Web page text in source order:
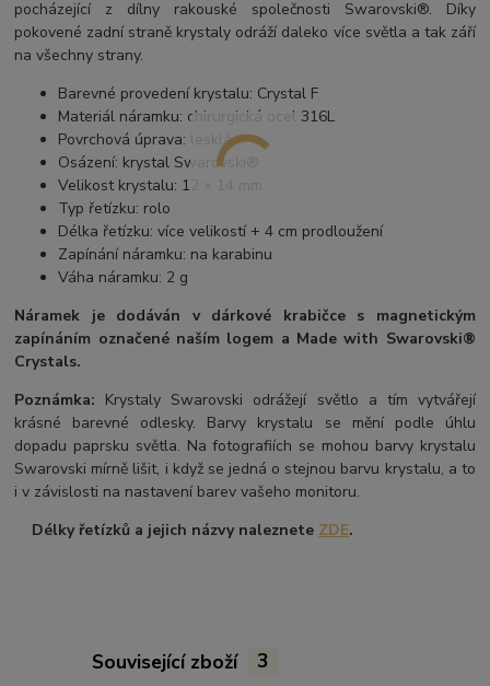
pocházející z dílny rakouské společnosti Swarovski®. Díky
pokovené zadní straně krystaly odráží daleko více světla a tak září
na všechny strany.
Barevné provedení krystalu: Crystal F
Materiál náramku: chirurgická ocel 316L
Povrchová úprava: lesklá
Osázení: krystal Swarovski®
Velikost krystalu: 12 × 14 mm
Typ řetízku: rolo
Délka řetízku: více velikostí + 4 cm prodloužení
Zapínání náramku: na karabinu
Váha náramku: 2 g
Náramek je dodáván v dárkové krabičce s magnetickým
zapínáním označené naším logem a Made with Swarovski®
Crystals.
Poznámka: Krystaly Swarovski odrážejí světlo a tím vytvářejí
krásné barevné odlesky. Barvy krystalu se mění podle úhlu
dopadu paprsku světla. Na fotografiích se mohou barvy krystalu
Swarovski mírně lišit, i když se jedná o stejnou barvu krystalu, a to
i v závislosti na nastavení barev vašeho monitoru.
Délky řetízků a jejich názvy naleznete ZDE.
Související zboží 3